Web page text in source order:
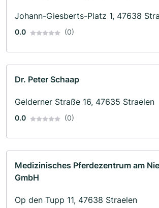
Johann-Giesberts-Platz 1, 47638
0.0 (0)
Dr. Peter Schaap
Gelderner Straße 16, 47635 Straelen
0.0 (0)
Medizinisches Pferdezentrum am
GmbH
Op den Tupp 11, 47638 Straelen